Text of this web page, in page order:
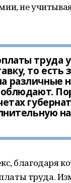
не
труда
то есть
различные
благодаря
труда.